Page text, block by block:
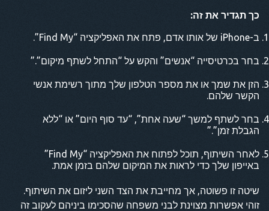
כך תגדיר את זה:
ב-iPhone של אותו אדם, פתח את האפליקציה “Find My”.
בחר בכרטיסייה “אנשים” והקש על “התחל לשתף מיקום”.”
הזן את שמך או את מספר הטלפון שלך מתוך רשימת אנשי
הקשר שלהם.
בחר לשתף למשך “שעה אחת”, “עד סוף היום” או “ללא
הגבלת זמן”.”
לאחר השיתוף, תוכל לפתוח את האפליקציה “Find My”
באייפון שלך כדי לראות את המיקום שלהם בזמן אמת.
שיטה זו פשוטה, אך מחייבת את הצד השני ליזום את השיתוף.
זוהי אפשרות מצוינת לבני משפחה שהסכימו ביניהם לעקוב זה